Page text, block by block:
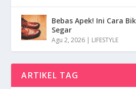
Bebas Apek! Ini Cara
Segar
Agu 2, 2026 | LIFESTYLE
ARTIKEL TAG